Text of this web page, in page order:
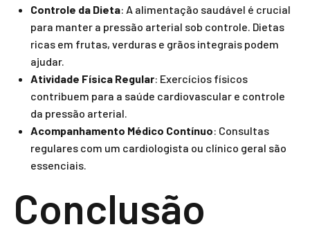
Controle da Dieta: A alimentação saudável é crucial
para manter a pressão arterial sob controle. Dietas
ricas em frutas, verduras e grãos integrais podem
ajudar.
Atividade Física Regular: Exercícios físicos
contribuem para a saúde cardiovascular e controle
da pressão arterial.
Acompanhamento Médico Contínuo: Consultas
regulares com um cardiologista ou clínico geral são
essenciais.
Conclusão